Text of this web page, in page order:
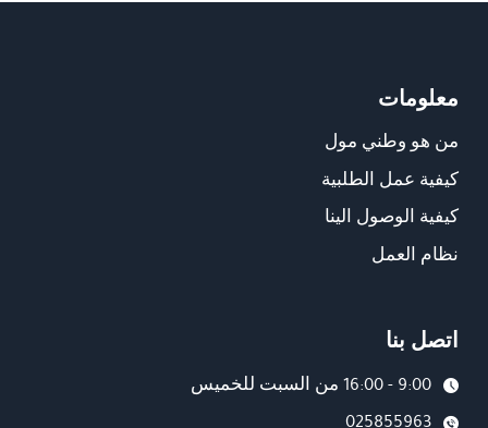
معلومات
من هو وطني مول
كيفية عمل الطلبية
كيفية الوصول الينا
نظام العمل
اتصل بنا
9:00 - 16:00 من السبت للخميس
025855963